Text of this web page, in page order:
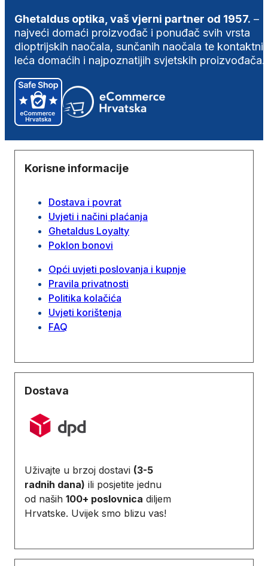
Ghetaldus optika, vaš vjerni partner od 1957. –
najveći domaći proizvođač i ponuđač svih vrsta
dioptrijskih naočala, sunčanih naočala te
leća domaćih i najpoznatijih svjetskih proizvođača.
Korisne informacije
Dostava i povrat
Uvjeti i načini plaćanja
Ghetaldus Loyalty
Poklon bonovi
Opći uvjeti poslovanja i kupnje
Pravila privatnosti
Politika kolačića
Uvjeti korištenja
FAQ
Dostava
Uživajte u brzoj dostavi (3-5
radnih dana) ili posjetite jednu
od naših 100+ poslovnica diljem
Hrvatske. Uvijek smo blizu vas!